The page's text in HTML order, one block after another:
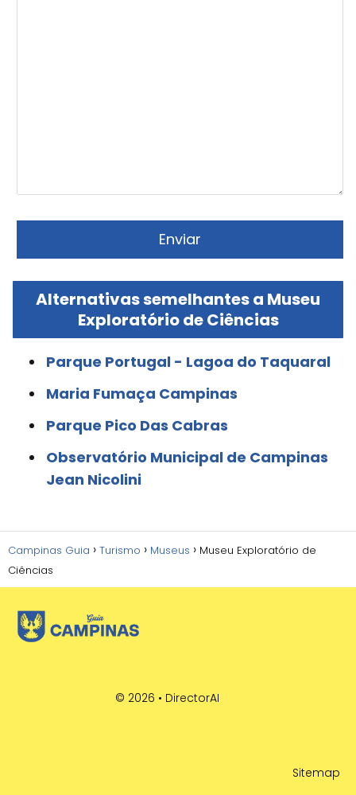
Alternativas semelhantes a Museu
Exploratório de Ciências
Parque Portugal - Lagoa do Taquaral
Maria Fumaça Campinas
Parque Pico Das Cabras
Observatório Municipal de Campinas
Jean Nicolini
Campinas Guia Turismo Museus
Museu Exploratório de
Ciências
© 2026 • DirectorAI
Sitemap